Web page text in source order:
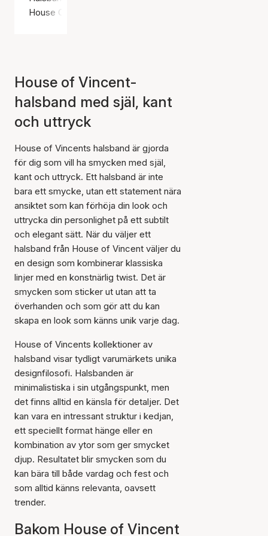
House Of Vincent
House of Vincent-
halsband med själ, kant
och uttryck
House of Vincents halsband är gjorda
för dig som vill ha smycken med själ,
kant och uttryck. Ett halsband är inte
bara ett smycke, utan ett statement nära
ansiktet som kan förhöja din look och
uttrycka din personlighet på ett subtilt
och elegant sätt. När du väljer ett
halsband från House of Vincent väljer du
en design som kombinerar klassiska
linjer med en konstnärlig twist. Det är
smycken som sticker ut utan att ta
överhanden och som gör att du kan
skapa en look som känns unik varje dag.
House of Vincents kollektioner av
halsband visar tydligt varumärkets unika
designfilosofi. Halsbanden är
minimalistiska i sin utgångspunkt, men
det finns alltid en känsla för detaljer. Det
kan vara en intressant struktur i kedjan,
ett speciellt format hänge eller en
kombination av ytor som ger smycket
djup. Resultatet blir smycken som du
kan bära till både vardag och fest och
som alltid känns relevanta, oavsett
trender.
Bakom House of Vincent